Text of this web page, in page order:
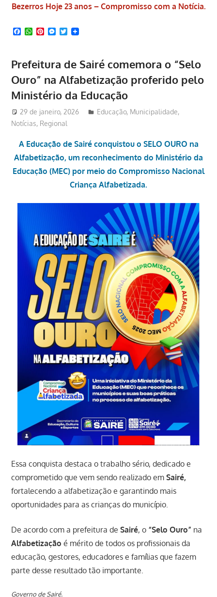
Bezerros Hoje 23 anos – Compromisso com a Notícia.
Facebook
WhatsApp
Pinterest
Messenger
Twitter
Prefeitura de Sairé comemora o “Selo
Ouro” na Alfabetização proferido pelo
Ministério da Educação
29 de janeiro, 2026 Redator
Educação, Municipalidade,
Notícias, Regional
A Educação de Sairé conquistou o SELO OURO na
Alfabetização, um reconhecimento do Ministério da
Educação (MEC) por meio do Compromisso Nacional
Criança Alfabetizada.
Essa conquista destaca o trabalho sério, dedicado e
comprometido que vem sendo realizado em Sairé,
fortalecendo a alfabetização e garantindo mais
oportunidades para as crianças do município.
De acordo com a prefeitura de Sairé, o “Selo Ouro” na
Alfabetização é mérito de todos os profissionais da
educação, gestores, educadores e famílias que fazem
parte desse resultado tão importante.
Governo de Sairé.